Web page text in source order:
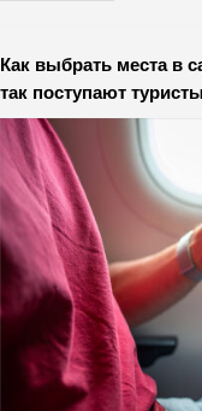
Как выбрать места в
так поступают